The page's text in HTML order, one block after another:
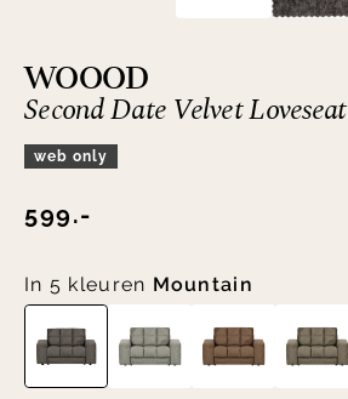
WOOOD
Second Date Velvet Loveseat
web only
599.-
In 5 kleuren Mountain